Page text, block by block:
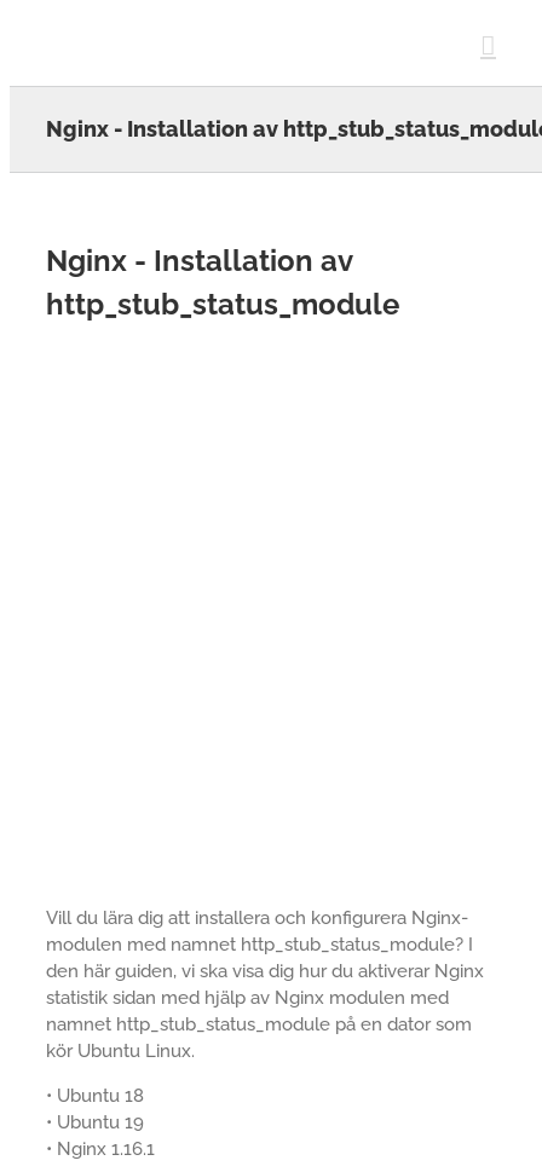
Nginx - Installation av
Nginx - Installation av
http_stub_status_module
Vill du lära dig att installera och konfigurera Nginx-
modulen med namnet http_stub_status_module? I
den här guiden, vi ska visa dig hur du aktiverar Nginx
statistik sidan med hjälp av Nginx modulen med
namnet http_stub_status_module på en dator som
kör Ubuntu Linux.
• Ubuntu 18
• Ubuntu 19
• Nginx 1.16.1